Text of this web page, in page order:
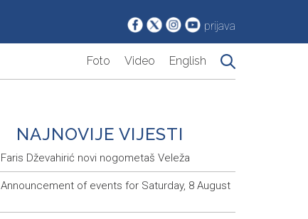
prijava
Foto Video English
NAJNOVIJE VIJESTI
Faris Dževahirić novi nogometaš Veleža
Announcement of events for Saturday, 8 August